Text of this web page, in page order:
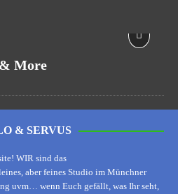
More
& SERVUS
WIR sind das
aber feines Studio im Münchner
uvm… wenn Euch gefällt, was Ihr seht,